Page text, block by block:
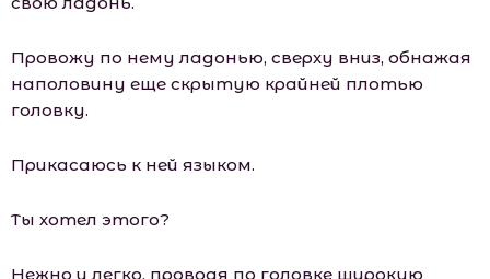
Провожу по нему ладонью, сверху вниз, обнажая
наполовину еще скрытую крайней плотью
головку.
Прикасаюсь к ней языком.
Ты хотел этого?
Нежно и легко, проводя по головке широкую